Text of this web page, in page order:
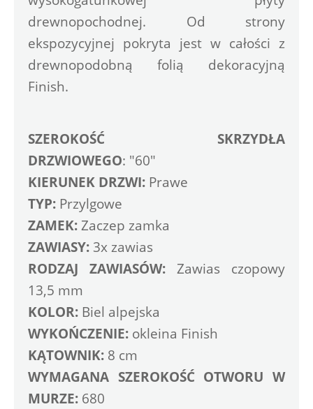
drewnopochodnej. Od strony
ekspozycyjnej pokryta jest w całości z
drewnopodobną folią dekoracyjną
Finish.
SZEROKOŚĆ SKRZYDŁA
DRZWIOWEGO: "60"
KIERUNEK DRZWI: Prawe
TYP: Przylgowe
ZAMEK: Zaczep zamka
ZAWIASY: 3x zawias
RODZAJ ZAWIASÓW: Zawias czopowy
13,5 mm
KOLOR: Biel alpejska
WYKOŃCZENIE: okleina Finish
KĄTOWNIK: 8 cm
WYMAGANA SZEROKOŚĆ OTWORU W
MURZE: 680